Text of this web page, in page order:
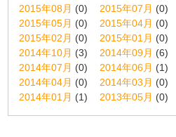
2015年08月 (0) 2015年07月 (0)
2015年05月 (0) 2015年04月 (0)
2015年02月 (0) 2015年01月 (0)
2014年10月 (3) 2014年09月 (6)
2014年07月 (0) 2014年06月 (1)
2014年04月 (0) 2014年03月 (0)
2014年01月 (1) 2013年05月 (0)